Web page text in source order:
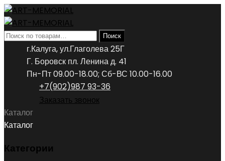
Искать: Поиск
г.Калуга, ул.Глаголева 25Г
Г. Боровск пл. Ленина д. 41
Пн-Пт 09.00-18.00; Сб-ВС 10.00-16.00
+7(902)987 93-36
Заказать звонок
Каталог
Каталог
Категории